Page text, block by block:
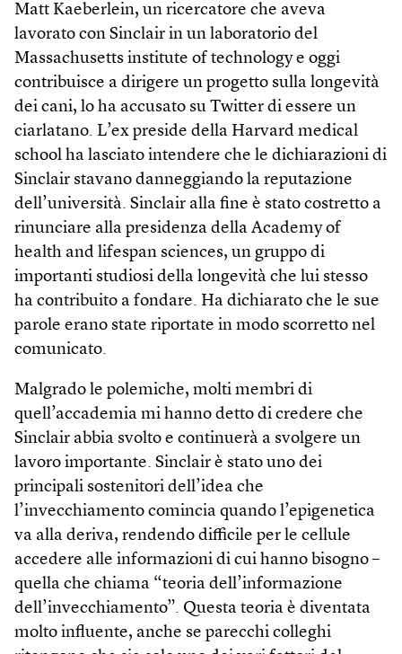
Matt Kaeberlein, un ricercatore che aveva
lavorato con Sinclair in un laboratorio del
Massachusetts institute of technology e oggi
contribuisce a dirigere un progetto sulla longevità
dei cani, lo ha accusato su Twitter di essere un
ciarlatano. L’ex preside della Harvard medical
school ha lasciato intendere che le dichiarazioni di
Sinclair stavano danneggiando la reputazione
dell’università. Sinclair alla fine è stato costretto a
rinunciare alla presidenza della Academy of
health and lifespan sciences, un gruppo di
importanti studiosi della longevità che lui stesso
ha contribuito a fondare. Ha dichiarato che le sue
parole erano state riportate in modo scorretto nel
comunicato.
Malgrado le polemiche, molti membri di
quell’accademia mi hanno detto di credere che
Sinclair abbia svolto e continuerà a svolgere un
lavoro importante. Sinclair è stato uno dei
principali sostenitori dell’idea che
l’invecchiamento comincia quando l’epigenetica
va alla deriva, rendendo difficile per le cellule
accedere alle informazioni di cui hanno bisogno –
quella che chiama “teoria dell’informazione
dell’invecchiamento”. Questa teoria è diventata
molto influente, anche se parecchi colleghi